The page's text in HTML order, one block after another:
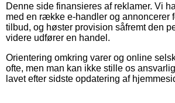
Denne side finansieres af reklamer. Vi
med en række e-handler og annoncerer
tilbud, og høster provision såfremt den
videre udfører en handel.
Orientering omkring varer og online
ofte, men man kan ikke stille os
lavet efter sidste opdatering af